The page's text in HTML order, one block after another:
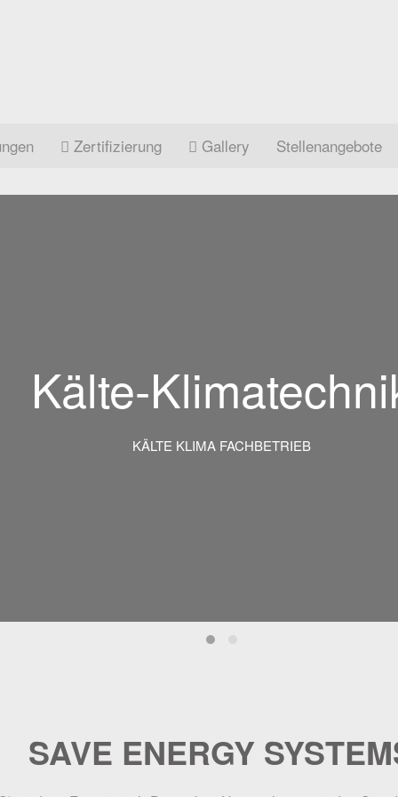
Zertifizierung Gallery Stellenangebote
Kälte-
KÄLTE KLIMA FACHBETRIEB
Kälte-Klimatechnik
SAVE ENERGY